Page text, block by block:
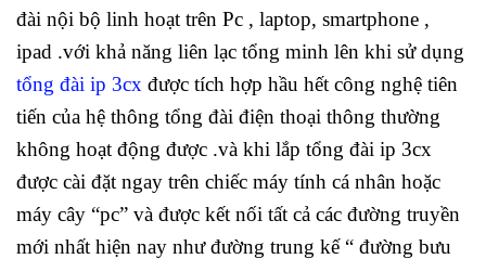
đài nội bộ linh hoạt trên Pc , laptop, smartphone ,
ipad .với khả năng liên lạc tổng minh lên khi sử dụng
tổng đài ip 3cx được tích hợp hầu hết công nghệ tiên
tiến của hệ thông tổng đài điện thoại thông thường
không hoạt động được .và khi lắp tổng đài ip 3cx
được cài đặt ngay trên chiếc máy tính cá nhân hoặc
máy cây “pc” và được kết nối tất cả các đường truyền
mới nhất hiện nay như đường trung kế “ đường bưu